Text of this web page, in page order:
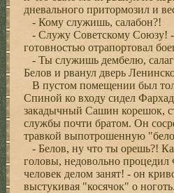
дневального притормозил и
- Кому служишь, салабон?!
- Служу Советскому Союзу! -
готовностью отрапортовал
- Ты служишь дембелю,
Белов и рванул дверь
В пустом помещении был
Спиной ко входу сидел
закадычный Сашин корешок,
службы почти братом. Он
травкой выпотрошенную
- Белов, ну что ты орешь?!
головы, недовольно
человек делом занят! - он
выстукивая "косячок" о ноготь.